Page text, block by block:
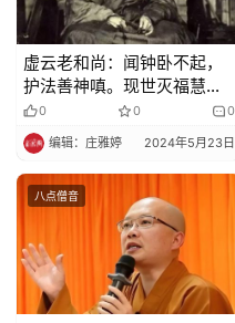
声
明
虚云老和尚：闻钟卧不起，
护法善神嗔。现世灭福慧，
死后堕蛇身！
0 0 0
编辑：庄雅婷 2024年5月23日
八点僧音